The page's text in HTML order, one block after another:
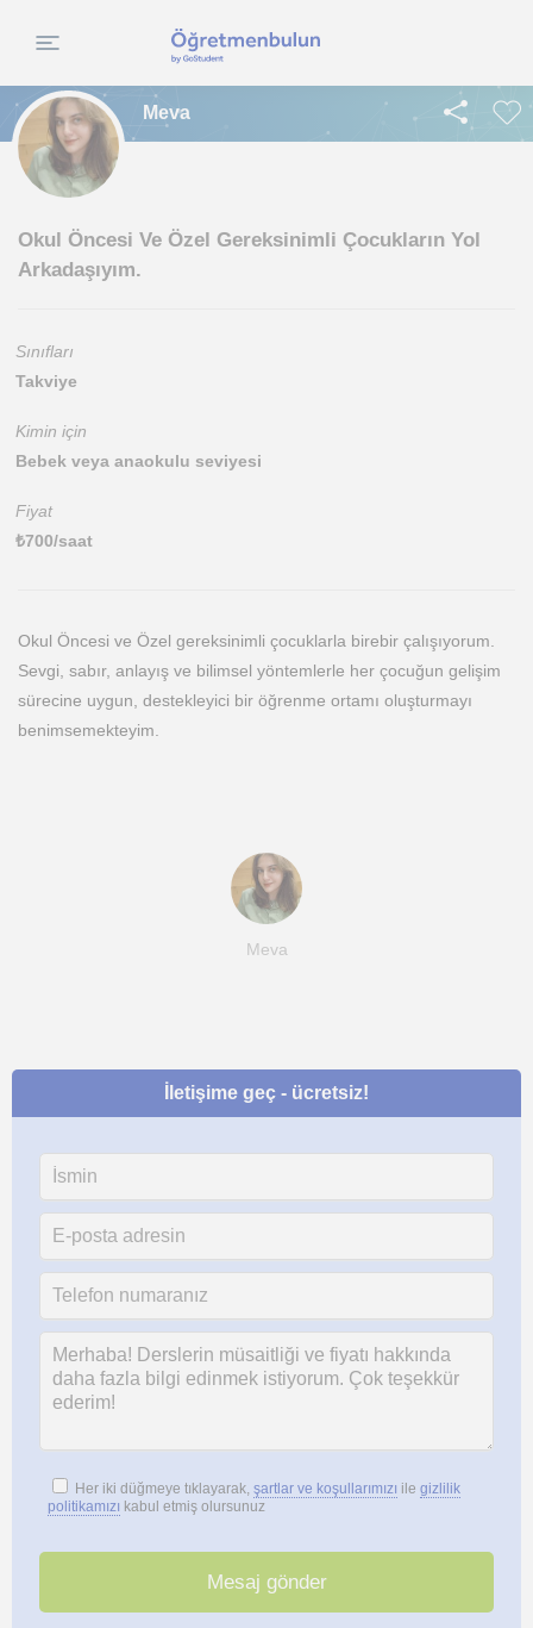
Meva
Okul Öncesi Ve Özel Gereksinimli Çocukların Yol
Arkadaşıyım.
Sınıfları
Takviye
Kimin için
Bebek veya anaokulu seviyesi
Fiyat
₺700/saat
Okul Öncesi ve Özel gereksinimli çocuklarla birebir çalışıyorum.
Sevgi, sabır, anlayış ve bilimsel yöntemlerle her çocuğun gelişim
sürecine uygun, destekleyici bir öğrenme ortamı oluşturmayı
benimsemekteyim.
Meva
İletişime geç - ücretsiz!
Her iki düğmeye tıklayarak, şartlar ve koşullarımızı ile gizlilik
politikamızı kabul etmiş olursunuz